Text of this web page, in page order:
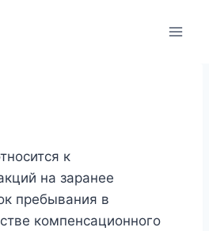
к
на заранее
пребывания в
компенсационного